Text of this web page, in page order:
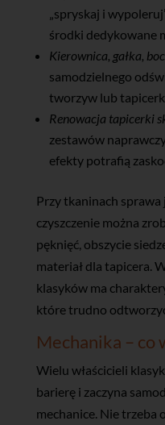
„spryskaj i
środki dedykowane
Kierownica, gałka,
samodzielnego
tworzyw lub
Renowacja tapicerki
zestawów
efekty potrafią
Przy tkaninach
czyszczenie można
pęknięć, obszycie
materiał dla tapicera.
klasyków ma
które trudno
Mechanika – co
Wielu właścicieli
barierę i zaczyna
mechanice. Nie trzeba